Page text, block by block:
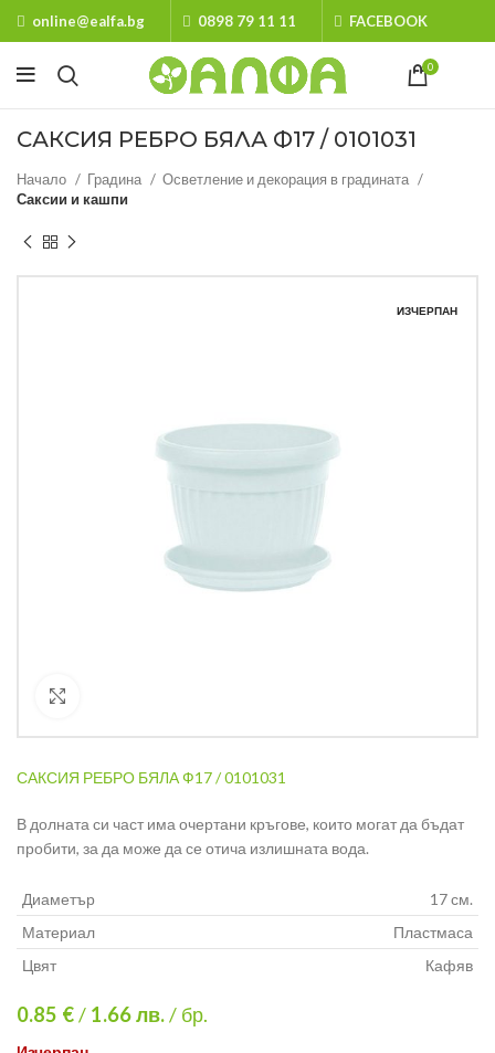
online@ealfa.bg 0898 79 11 11 FACEBOOK
0
САКСИЯ РЕБРО БЯЛА Ф17 / 0101031
Начало Градина
Осветление и декорация в градината
Саксии и кашпи
ИЗЧЕРПАН
САКСИЯ РЕБРО БЯЛА Ф17 / 0101031
В долната си част има очертани кръгове, които могат да бъдат
пробити, за да може да се отича излишната вода.
Диаметър
17 см.
Материал
Пластмаса
Цвят
Кафяв
0.85 €/ 1.66лв./ бр.